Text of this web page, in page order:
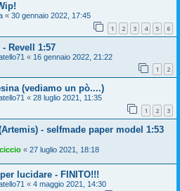
« 30 gennaio 2022, 17:45
1 2 3 4 5 6
Revell 1:57
« 16 gennaio 2022, 21:22
1 2
(vediamo un pò....)
« 28 luglio 2021, 11:35
1 2 3
- selfmade paper model 1:53
« 27 luglio 2021, 18:18
lucidare - FINITO!!!
« 4 maggio 2021, 14:30